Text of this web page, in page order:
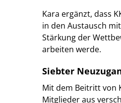
Kara ergänzt, dass
in den Austausch
Stärkung der
arbeiten werde.
Siebter
Mit dem Beitritt von
Mitglieder aus